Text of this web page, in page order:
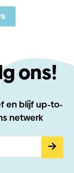
ons!
en blijf up-to-
netwerk